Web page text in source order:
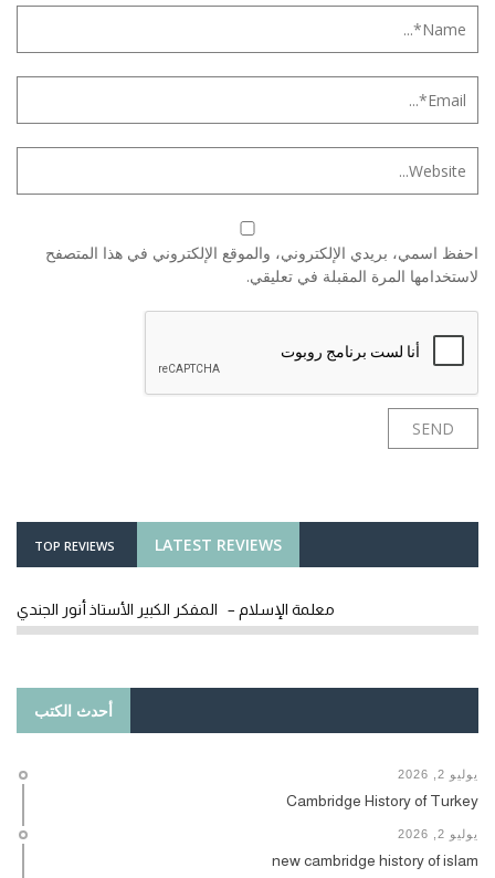
احفظ اسمي، بريدي الإلكتروني، والموقع الإلكتروني في هذا المتصفح
لاستخدامها المرة المقبلة في تعليقي.
LATEST REVIEWS
TOP REVIEWS
معلمة الإسلام – المفكر الكبير الأستاذ أنور الجندي
أحدث الكتب
يوليو 2, 2026
Cambridge History of Turkey
يوليو 2, 2026
new cambridge history of islam